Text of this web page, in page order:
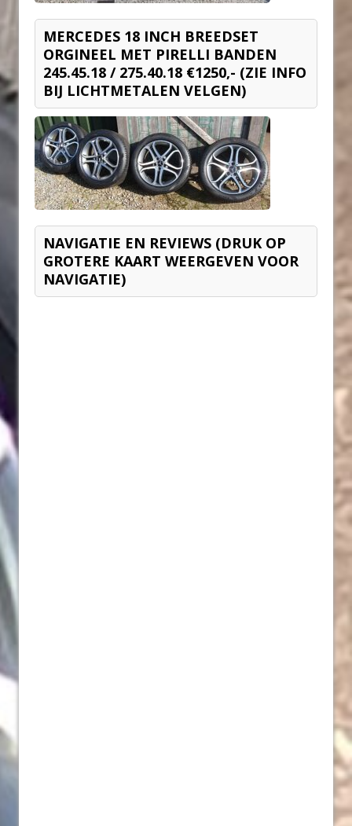
MERCEDES 18 INCH BREEDSET
ORGINEEL MET PIRELLI BANDEN
245.45.18 / 275.40.18 €1250,- (ZIE INFO
BIJ LICHTMETALEN VELGEN)
NAVIGATIE EN REVIEWS (DRUK OP
GROTERE KAART WEERGEVEN VOOR
NAVIGATIE)